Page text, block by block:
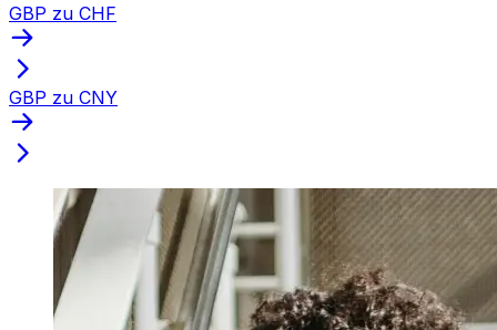
GBP zu CHF
GBP zu CNY